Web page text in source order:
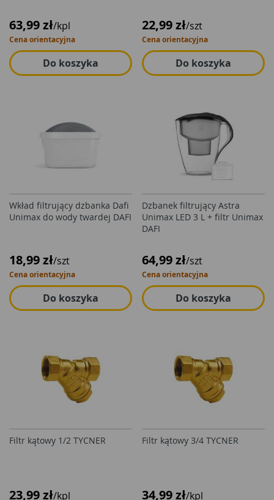
63,99 zł/kpl
Cena orientacyjna
Do koszyka
22,99 zł/szt
Cena orientacyjna
Do koszyka
Wkład filtrujący dzbanka Dafi
Unimax do wody twardej DAFI
18,99 zł/szt
Cena orientacyjna
Do koszyka
Dzbanek filtrujący Astra
Unimax LED 3 L + filtr Unimax
DAFI
64,99 zł/szt
Cena orientacyjna
Do koszyka
Filtr kątowy 1/2 TYCNER
23,99 zł/kpl
Filtr kątowy 3/4 TYCNER
34,99 zł/kpl